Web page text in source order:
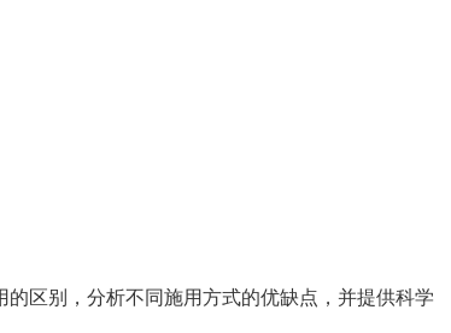
区别，分析不同施用方式的优缺点，并提供科学